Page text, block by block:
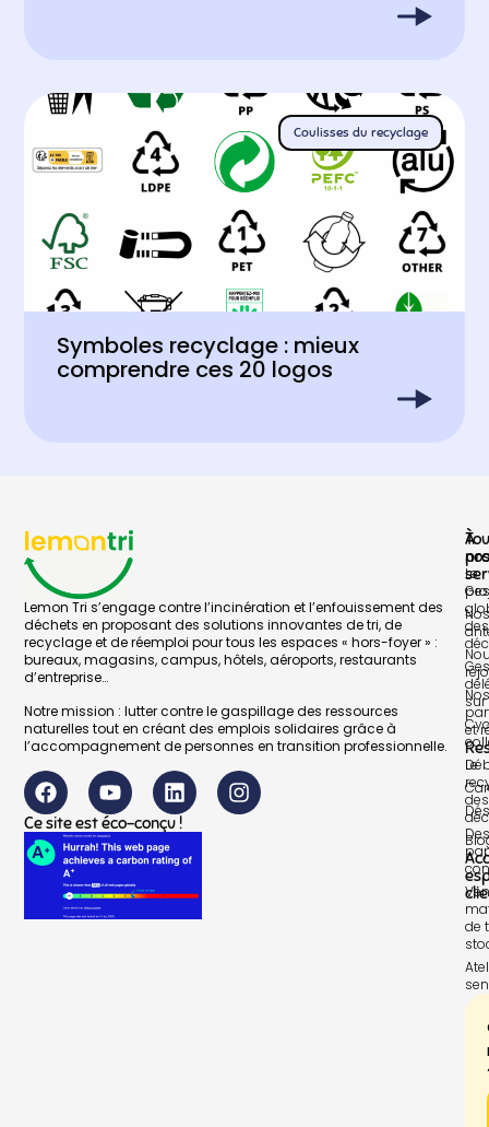
Coulisses du recyclage
Symboles recyclage : mieux
comprendre ces 20 logos
Lemon Tri s’engage contre l’incinération et l’enfouissement des
déchets en proposant des solutions innovantes de tri, de
recyclage et de réemploi pour tous les espaces « hors-foyer » :
bureaux, magasins, campus, hôtels, aéroports, restaurants
d’entreprise…
Notre mission : lutter contre le gaspillage des ressources
naturelles tout en créant des emplois solidaires grâce à
l’accompagnement de personnes en transition professionnelle.
Ce site est éco-conçu !
À
Le
Nos
Nos
et
Le
des
nos
des
sur
de